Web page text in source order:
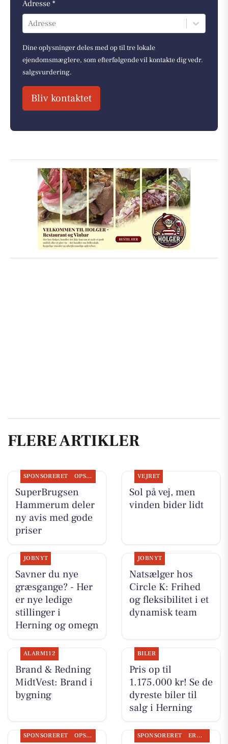
Adresse *
Adresse
Dine oplysninger deles med op til tre lokale
ejendomsmæglere, som efterfølgende vil kontakte dig vedr.
salgsvurdering.
Bliv kontaktet
FLERE ARTIKLER
SPONSORERET OPSLAGSTAVLEN
SuperBrugsen
Hammerum deler
ny avis med gode
priser
VEJRET
Sol på vej, men
vinden bider lidt
JOBNYT
Savner du nye
græsgange? - Her
er nye ledige
stillinger i
Herning og omegn
JOBNYT
Natsælger hos
Circle K: Frihed
og fleksibilitet i et
dynamisk team
ALARM112
Brand & Redning
MidtVest: Brand i
bygning
BILER
Pris op til
1.175.000 kr! Se de
dyreste biler til
salg i Herning
SPONSORERET OPSLAGSTAVLEN SPONSORERET ERHVERV